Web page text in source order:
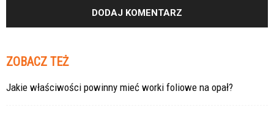
ZOBACZ TEŻ
Jakie właściwości powinny mieć worki foliowe na opał?